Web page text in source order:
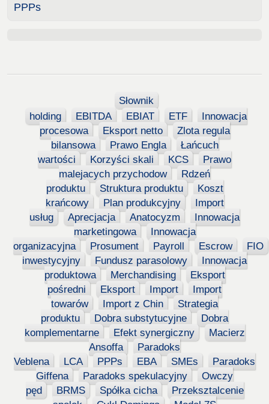
PPPs
Słownik
holding
EBITDA EBIAT ETF
Innowacja
procesowa
Eksport netto
Zlota regula
bilansowa
Prawo Engla
Łańcuch
wartości
Korzyści skali KCS
Prawo
malejacych przychodow
Rdzeń
produktu
Struktura produktu
Koszt
krańcowy
Plan produkcyjny
Import
usług
Aprecjacja Anatocyzm
Innowacja
marketingowa
Innowacja
organizacyjna
Prosument Payroll Escrow
FIO
inwestycyjny
Fundusz parasolowy
Innowacja
produktowa
Merchandising
Eksport
pośredni
Eksport Import
Import
towarów
Import z Chin
Strategia
produktu
Dobra substytucyjne
Dobra
komplementarne
Efekt synergiczny
Macierz
Ansoffa
Paradoks
Veblena
LCA PPPs EBA SMEs
Paradoks
Giffena
Paradoks spekulacyjny
Owczy
pęd
BRMS Spółka cicha
Przeksztalcenie